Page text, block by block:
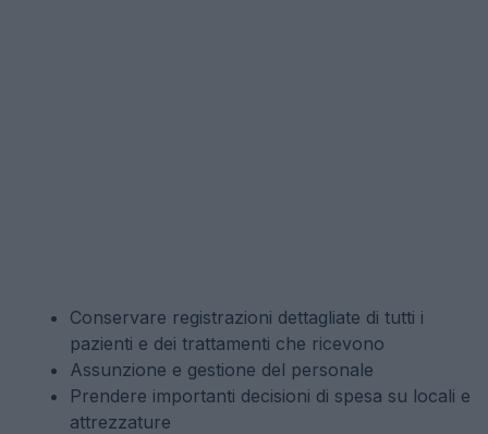
Conservare registrazioni dettagliate di tutti i
pazienti e dei trattamenti che ricevono
Assunzione e gestione del personale
Prendere importanti decisioni di spesa su locali e
attrezzature